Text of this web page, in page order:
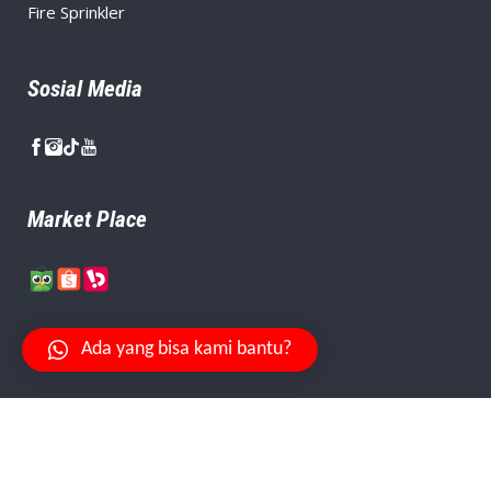
Fire Sprinkler
Sosial Media
Market Place
Ada yang bisa kami bantu?